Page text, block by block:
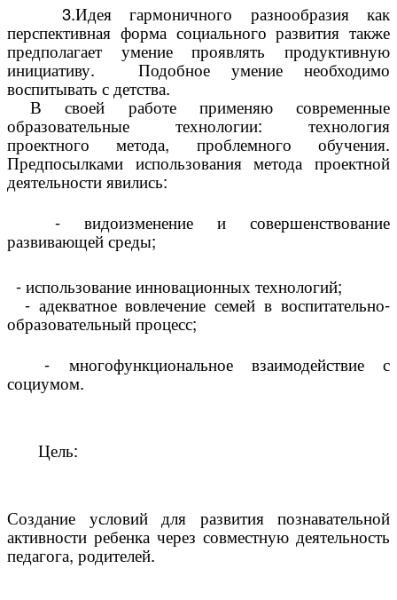
3.Идея гармоничного разнообразия как
перспективная форма социального развития также
предполагает умение проявлять продуктивную
инициативу. Подобное умение необходимо
воспитывать с детства.
В своей работе применяю современные
образовательные технологии: технология
проектного метода, проблемного обучения.
Предпосылками использования метода проектной
деятельности явились:
- видоизменение и совершенствование
развивающей среды;
- использованиеинновационных технологий;
- адекватноевовлечение семей в воспитательно-
образовательный процесс;
- многофункциональное взаимодействие с
социумом.
Цель:
Создание условий для развития познавательной
активности ребенка через совместную деятельность
педагога, родителей.